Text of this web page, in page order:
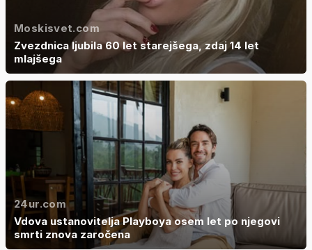
Moskisvet.com
Zvezdnica ljubila 60 let starejšega, zdaj 14 let
mlajšega
24ur.com
Vdova ustanovitelja Playboya osem let po njegovi
smrti znova zaročena